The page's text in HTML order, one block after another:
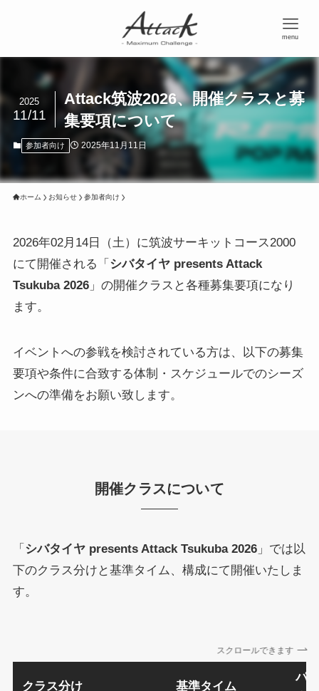
menu
Attack筑波2026、開催クラスと募
集要項について
2025
11/11
参加者向け 2025年11月11日
ホーム お知らせ 参加者向け
2026年02月14日（土）に筑波サーキットコース2000
にて開催される「 シバタイヤ presents Attack
Tsukuba 2026」の開催クラスと各種募集要項になり
ます。
イベントへの参戦を検討されている方は、以下の募集
要項や条件に合致する体制・スケジュールでのシーズ
ンへの準備をお願い致します。
開催クラスについて
「 シバタイヤ presents Attack Tsukuba 2026」では以
下のクラス分けと基準タイム、構成にて開催いたしま
す。
スクロールできます
クラス分け 基準タイム
パ